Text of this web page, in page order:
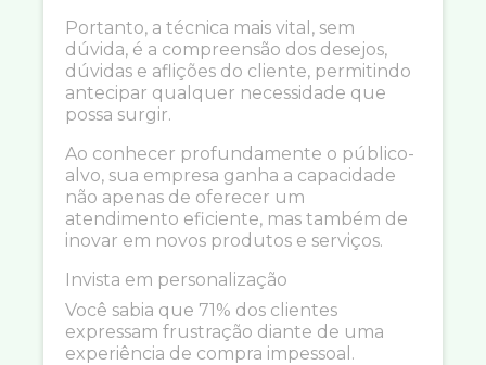
Portanto, a técnica mais vital, sem
dúvida, é a compreensão dos desejos,
dúvidas e aflições do cliente, permitindo
antecipar qualquer necessidade que
possa surgir.
Ao conhecer profundamente o público-
alvo, sua empresa ganha a capacidade
não apenas de oferecer um
atendimento eficiente, mas também de
inovar em novos produtos e serviços.
Invista em personalização
Você sabia que 71% dos clientes
expressam frustração diante de uma
experiência de compra impessoal.